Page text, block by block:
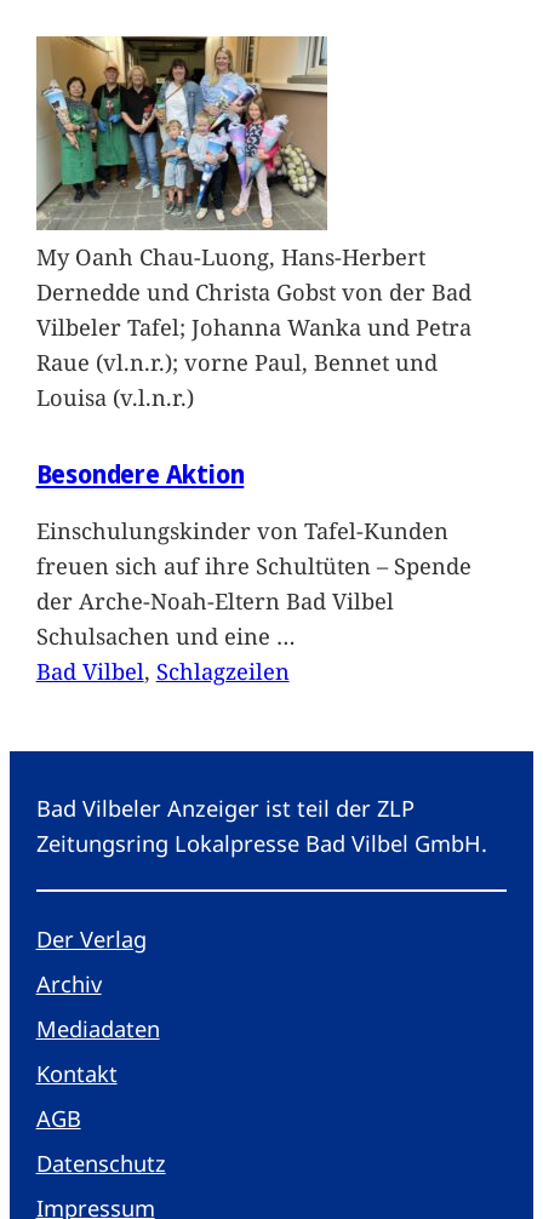
My Oanh Chau-Luong, Hans-Herbert
Dernedde und Christa Gobst von der Bad
Vilbeler Tafel; Johanna Wanka und Petra
Raue (vl.n.r.); vorne Paul, Bennet und
Louisa (v.l.n.r.)
Besondere Aktion
Einschulungskinder von Tafel-Kunden
freuen sich auf ihre Schultüten – Spende
der Arche-Noah-Eltern Bad Vilbel
Schulsachen und eine …
Bad Vilbel, Schlagzeilen
Bad Vilbeler Anzeiger ist teil der ZLP
Zeitungsring Lokalpresse Bad Vilbel GmbH.
Der Verlag
Archiv
Mediadaten
Kontakt
AGB
Datenschutz
Impressum